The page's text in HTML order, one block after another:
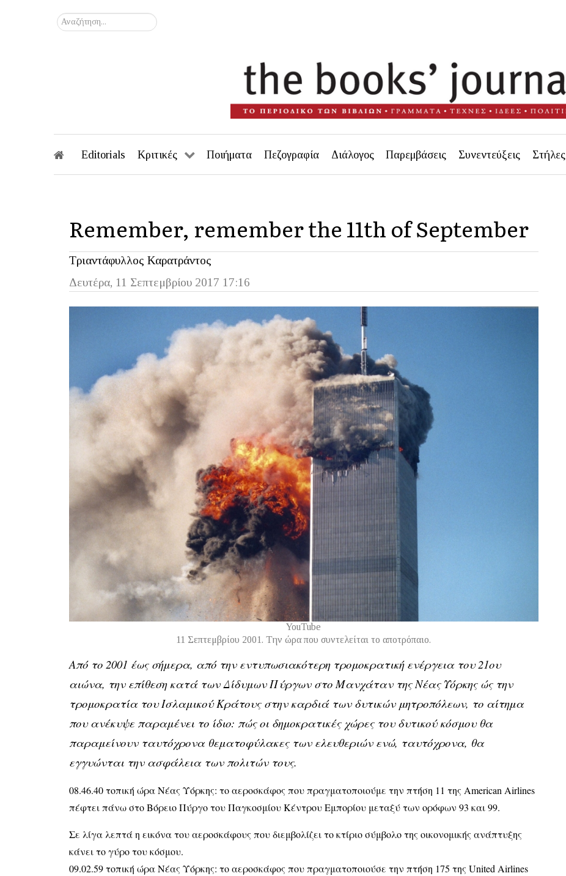
Αναζήτηση...
Editorials Κριτικές Ποιήματα Πεζογραφία Διάλογος Παρεμβάσεις Συνεντεύξεις Στήλες
Remember, remember the 11th of September
Τριαντάφυλλος Καρατράντος
Δευτέρα, 11 Σεπτεμβρίου 2017 17:16
YouTube
11 Σεπτεμβρίου 2001. Την ώρα που συντελείται το αποτρόπαιο.
Από το 2001 έως σήμερα, από την εντυπωσιακότερη τρομοκρατική ενέργεια του 21ου
αιώνα, την επίθεση κατά των Δίδυμων Πύργων στο Μανχάταν της Νέας Υόρκης ώς την
τρομοκρατία του Ισλαμικού Κράτους στην καρδιά των δυτικών μητροπόλεων, το αίτημα
που ανέκυψε παραμένει το ίδιο: πώς οι δημοκρατικές χώρες του δυτικού κόσμου θα
παραμείνουν ταυτόχρονα θεματοφύλακες των ελευθεριών ενώ, ταυτόχρονα, θα
εγγυώνται την ασφάλεια των πολιτών τους.
08.46.40 τοπική ώρα Νέας Υόρκης: το αεροσκάφος που πραγματοποιούμε την πτήση 11 της American Airlines
πέφτει πάνω στο Βόρειο Πύργο του Παγκοσμίου Κέντρου Εμπορίου μεταξύ των ορόφων 93 και 99.
Σε λίγα λεπτά η εικόνα του αεροσκάφους που διεμβολίζει το κτίριο σύμβολο της οικονομικής ανάπτυξης
κάνει το γύρο του κόσμου.
09.02.59 τοπική ώρα Νέας Υόρκης: το αεροσκάφος που πραγματοποιούσε την πτήση 175 της United Airlines